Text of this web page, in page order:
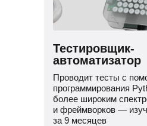
Тестировщик-
автоматизатор
Проводит тесты с
программирования
более широким
и фреймворков —
за 9 месяцев